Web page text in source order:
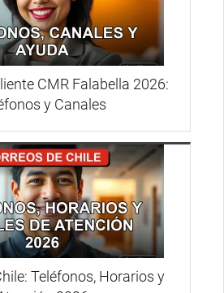
CMR Falabella 2026:
y Canales
Teléfonos, Horarios y